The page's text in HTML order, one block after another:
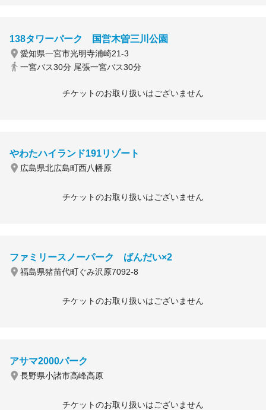
138タワーパーク 国営木曽三川公園
愛知県一宮市光明寺浦崎21-3
一宮バス30分 尾張一宮バス30分
チケットのお取り扱いはございません
やわたハイランド191リゾート
広島県北広島町西八幡原
チケットのお取り扱いはございません
ファミリースノーパーク ばんだい×2
福島県猪苗代町ぐみ沢原7092-8
チケットのお取り扱いはございません
アサマ2000パーク
長野県小諸市高峰高原
チケットのお取り扱いはございません